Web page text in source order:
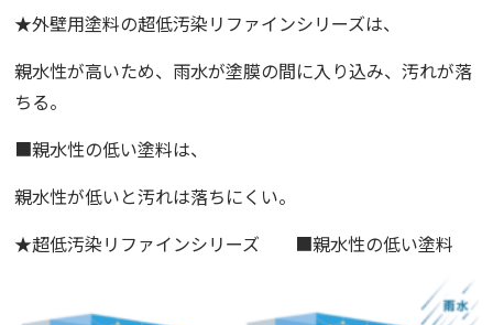
★外壁用塗料の超低汚染リファインシリーズは、
親水性が高いため、雨水が塗膜の間に入り込み、汚れが落
ちる。
■親水性の低い塗料は、
親水性が低いと汚れは落ちにくい。
★超低汚染リファインシリーズ ■親水性の低い塗料